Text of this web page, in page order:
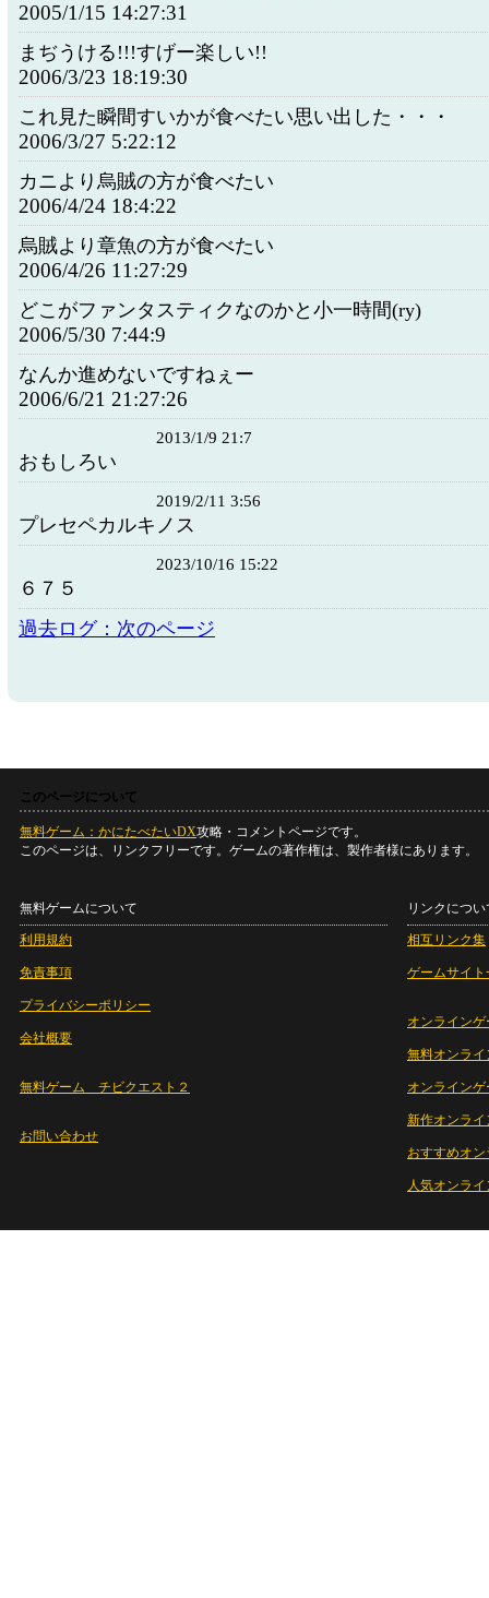
2005/1/15 14:27:31
まぢうける!!!すげー楽しい!!
2006/3/23 18:19:30
これ見た瞬間すいかが食べたい思い出した・・・
2006/3/27 5:22:12
カニより烏賊の方が食べたい
2006/4/24 18:4:22
烏賊より章魚の方が食べたい
2006/4/26 11:27:29
どこがファンタスティクなのかと小一時間(ry)
2006/5/30 7:44:9
なんか進めないですねぇー
2006/6/21 21:27:26
2013/1/9 21:7
おもしろい
2019/2/11 3:56
プレセペカルキノス
2023/10/16 15:22
６７５
過去ログ：次のページ
このページについて
無料ゲーム：かにたべたいDX攻略・コメントページです。
このページは、リンクフリーです。ゲームの著作権は、製作者様にあります。
無料ゲームについて
利用規約
免責事項
プライバシーポリシー
会社概要
無料ゲーム チビクエスト２
お問い合わせ
リンクについ
相互リンク集
ゲームサイト
オンラインゲ
無料オンライ
オンライン
新作オンライ
おすすめオ
人気オンラ